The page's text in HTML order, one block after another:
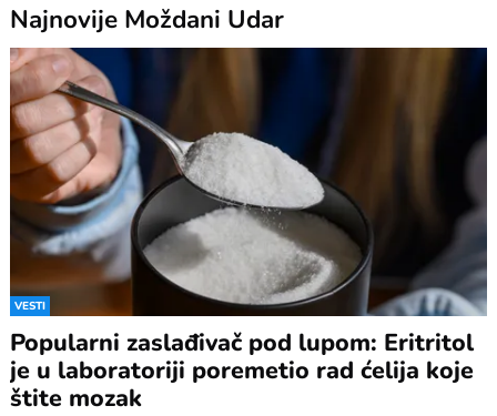
Najnovije Moždani Udar
VESTI
Popularni zaslađivač pod lupom: Eritritol
je u laboratoriji poremetio rad ćelija koje
štite mozak